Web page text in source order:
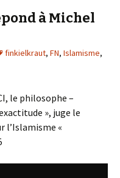
à Michel
finkielkraut, FN, Islamisme,
le philosophe –
», juge le
l’Islamisme «